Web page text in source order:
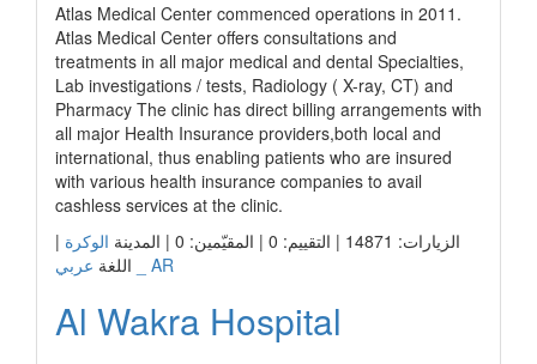
Atlas Medical Center commenced operations in 2011.
Atlas Medical Center offers consultations and
treatments in all major medical and dental Specialties,
Lab investigations / tests, Radiology ( X-ray, CT) and
Pharmacy The clinic has direct billing arrangements with
all major Health Insurance providers,both local and
international, thus enabling patients who are insured
with various health insurance companies to avail
cashless services at the clinic.
الزيارات: 14871 | التقييم: 0 | المقيّمين: 0 | المدينة
الوكرة |
اللغة عربي _ AR
Al Wakra Hospital